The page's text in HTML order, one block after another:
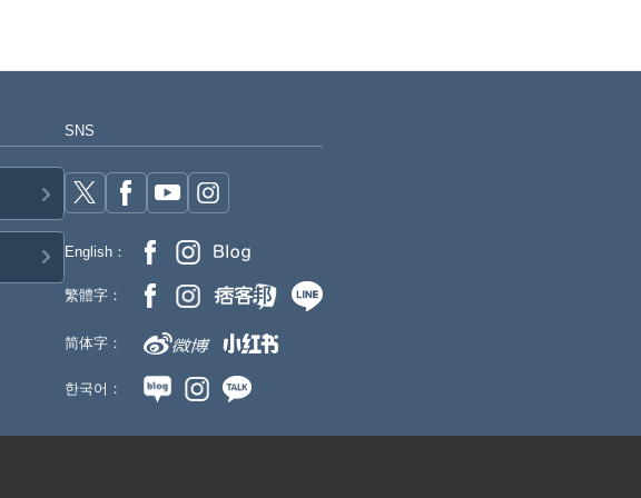
SNS
English：
繁體字：
简体字：
한국어：